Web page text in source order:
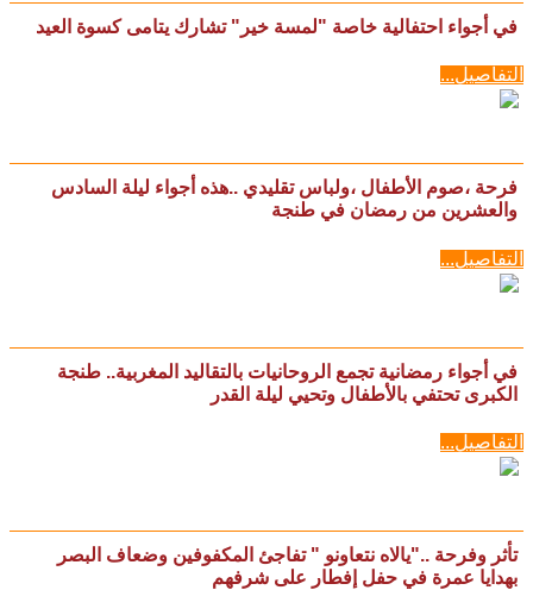
في أجواء احتفالية خاصة "لمسة خير" تشارك يتامى كسوة العيد
التفاصيل...
فرحة ،صوم الأطفال ،ولباس تقليدي ..هذه أجواء ليلة السادس
والعشرين من رمضان في طنجة
التفاصيل...
في أجواء رمضانية تجمع الروحانيات بالتقاليد المغربية.. طنجة
الكبرى تحتفي بالأطفال وتحيي ليلة القدر
التفاصيل...
تأثر وفرحة .."يالاه نتعاونو " تفاجئ المكفوفين وضعاف البصر
بهدايا عمرة في حفل إفطار على شرفهم